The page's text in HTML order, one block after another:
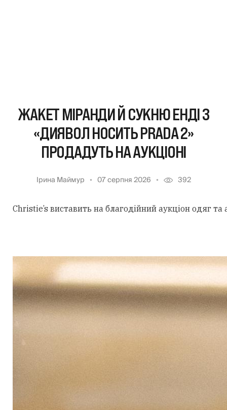
ЖАКЕТ МІРАНДИ Й СУКНЮ ЕНДІ З
«ДИЯВОЛ НОСИТЬ PRADA 2»
ПРОДАДУТЬ НА АУКЦІОНІ
Ірина Маймур 07 серпня 2026 392
Christie’s виставить на благодійний аукціон одяг